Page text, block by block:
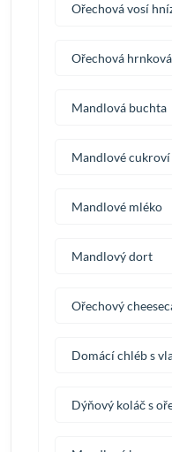
Ořechová vosí
Ořechová
Mandlová buchta
Mandlové cukroví
Mandlové mléko
Mandlový dort
Ořechový
Domácí chléb s
Dýňový koláč s